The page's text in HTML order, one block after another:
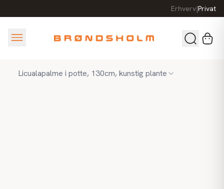
Erhverv|Privat
Licualapalme i potte, 130cm, kunstig plante